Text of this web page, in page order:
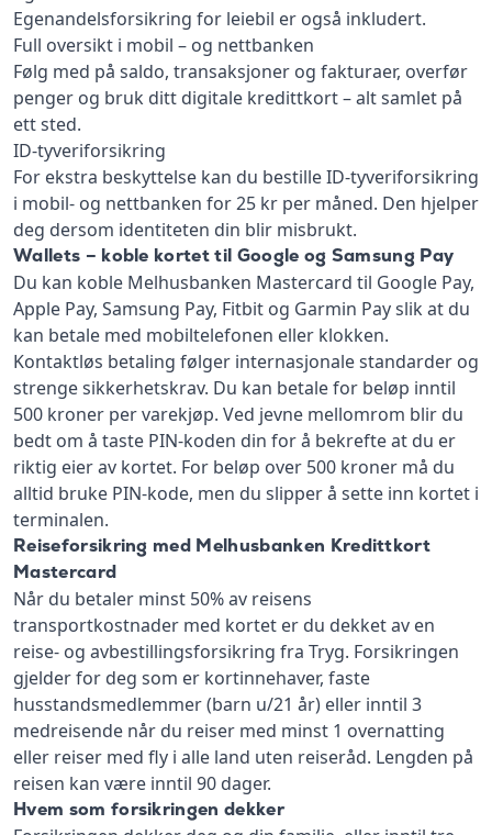
Egenandelsforsikring for leiebil er også inkludert.
Full oversikt i mobil – og nettbanken
Følg med på saldo, transaksjoner og fakturaer, overfør
penger og bruk ditt digitale kredittkort – alt samlet på
ett sted.
ID-tyveriforsikring
For ekstra beskyttelse kan du bestille ID-tyveriforsikring
i mobil- og nettbanken for 25 kr per måned. Den hjelper
deg dersom identiteten din blir misbrukt.
Wallets – koble kortet til Google og Samsung Pay
Du kan koble Melhusbanken Mastercard til Google Pay,
Apple Pay, Samsung Pay, Fitbit og Garmin Pay slik at du
kan betale med mobiltelefonen eller klokken.
Kontaktløs betaling følger internasjonale standarder og
strenge sikkerhetskrav. Du kan betale for beløp inntil
500 kroner per varekjøp. Ved jevne mellomrom blir du
bedt om å taste PIN-koden din for å bekrefte at du er
riktig eier av kortet. For beløp over 500 kroner må du
alltid bruke PIN-kode, men du slipper å sette inn kortet i
terminalen.
Reiseforsikring med Melhusbanken Kredittkort
Mastercard
Når du betaler minst 50% av reisens
transportkostnader med kortet er du dekket av en
reise- og avbestillingsforsikring fra Tryg. Forsikringen
gjelder for deg som er kortinnehaver, faste
husstandsmedlemmer (barn u/21 år) eller inntil 3
medreisende når du reiser med minst 1 overnatting
eller reiser med fly i alle land uten reiseråd. Lengden på
reisen kan være inntil 90 dager.
Hvem som forsikringen dekker